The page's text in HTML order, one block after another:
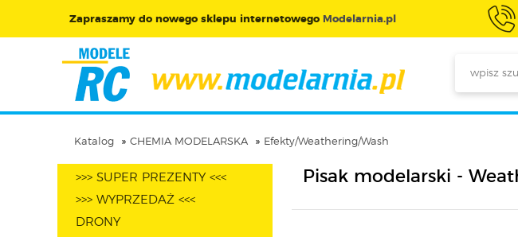
Zapraszamy do nowego sklepu internetowego Modelarnia.pl
Katalog CHEMIA MODELARSKA Efekty/Weathering/Wash
>>> SUPER PREZENTY <<<
>>> WYPRZEDAŻ <<<
DRONY
Pisak modelarski -